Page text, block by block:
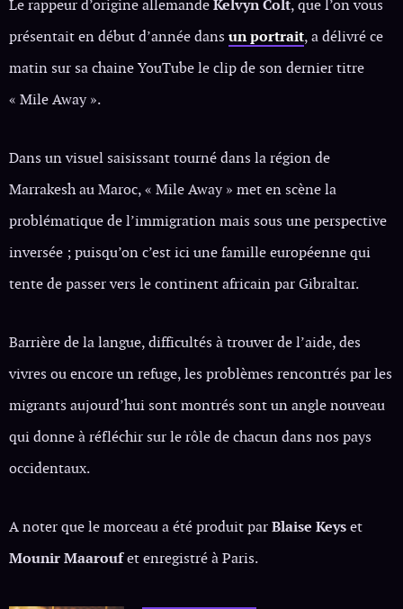
Le rappeur d’origine allemandeKelvyn Colt, que l’on vous
présentait en début d’année dans un portrait, a délivré ce
matin sur sa chaine YouTube le clip de son dernier titre
« Mile Away ».
Dans un visuel saisissant tourné dans la région de
Marrakesh au Maroc, « Mile Away » met en scène la
problématique de l’immigration mais sous une perspective
inversée ; puisqu’on c’est ici une famille européenne qui
tente de passer vers le continent africain par Gibraltar.
Barrière de la langue, difficultés à trouver de l’aide, des
vivres ou encore un refuge, les problèmes rencontrés par les
migrants aujourd’hui sont montrés sont un angle nouveau
qui donne à réfléchir sur le rôle de chacun dans nos pays
occidentaux.
A noter que le morceau a été produit parBlaise Keyset
Mounir Maaroufet enregistré à Paris.